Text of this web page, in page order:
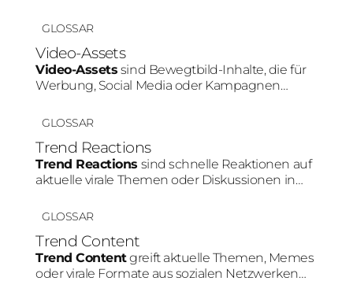
wichtiges Signal für relevanten Content und
GLOSSAR
Video-Assets
Video-Assets sind Bewegtbild-Inhalte, die für
Werbung, Social Media oder Kampagnen
wie TikTok oder Instagram erzielen Videos
Engagement-Raten als statische Inhalte.
GLOSSAR
Trend Reactions
Trend Reactions sind schnelle Reaktionen auf
aktuelle virale Themen oder Diskussionen in
Geschwindigkeit können Marken ihre Relevanz
Community-Gespräche eingebunden werden.
GLOSSAR
Trend Content
Trend Contentgreift aktuelle Themen, Memes
oder virale Formate aus sozialen Netzwerken